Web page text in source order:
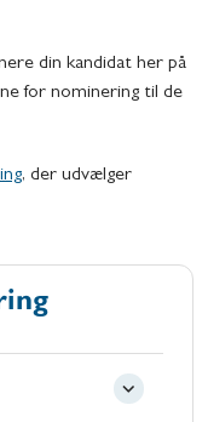
din kandidat her på
for nominering til de
, der udvælger